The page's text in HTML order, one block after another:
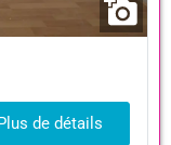
de détails